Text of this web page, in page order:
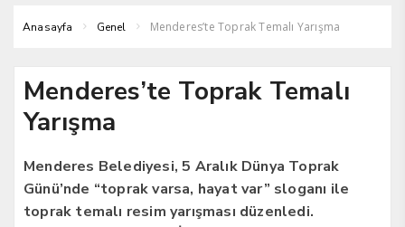
Anasayfa Genel Menderes’te Toprak Temalı Yarışma
Menderes’te Toprak Temalı
Yarışma
Menderes Belediyesi, 5 Aralık Dünya Toprak
Günü’nde “toprak varsa, hayat var” sloganı ile
toprak temalı resim yarışması düzenledi.